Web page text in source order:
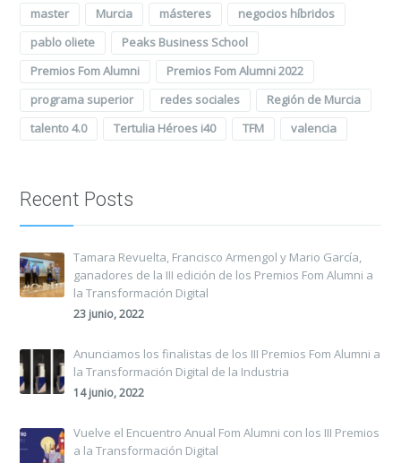
master
Murcia másteres
negocios híbridos
pablo oliete
Peaks Business School
Premios Fom Alumni
Premios Fom Alumni 2022
programa superior
redes sociales
Región de Murcia
talento 4.0
Tertulia Héroes i40 TFM valencia
Recent Posts
Tamara Revuelta, Francisco Armengol y Mario García,
ganadores de la III edición de los Premios Fom Alumni a
la Transformación Digital
23 junio, 2022
Anunciamos los finalistas de los III Premios Fom Alumni a
la Transformación Digital de la Industria
14 junio, 2022
Vuelve el Encuentro Anual Fom Alumni con los III Premios
a la Transformación Digital